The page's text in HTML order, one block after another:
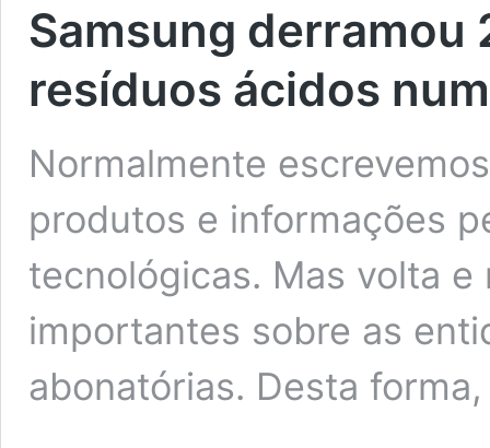
Samsung derramou
resíduos ácidos
Normalmente
produtos e informações
tecnológicas. Mas volta
importantes sobre as
abonatórias. Desta